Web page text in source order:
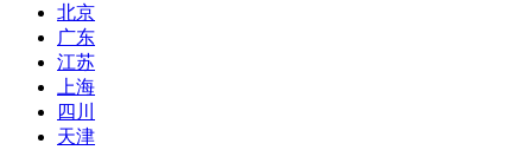
北京
广东
江苏
上海
四川
天津